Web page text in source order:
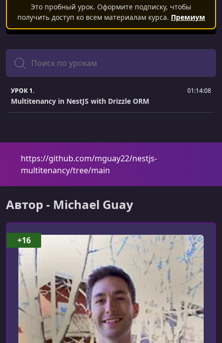
Это пробный урок. Оформите подписку, чтобы
получить доступ ко всем материалам курса. Премиум
Поиск
УРОК 1. 01:14:08
Multitenancy in NestJS with Drizzle ORM
https://github.com/mguay22/nestjs-
multitenancy/tree/main
Автор - Michael Guay
+16